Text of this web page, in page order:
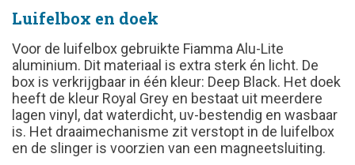
Luifelbox en doek
Voor de luifelbox gebruikte Fiamma Alu-Lite
aluminium. Dit materiaal is extra sterk én licht. De
box is verkrijgbaar in één kleur: Deep Black. Het doek
heeft de kleur Royal Grey en bestaat uit meerdere
lagen vinyl, dat waterdicht, uv-bestendig en wasbaar
is. Het draaimechanisme zit verstopt in de luifelbox
en de slinger is voorzien van een magneetsluiting.